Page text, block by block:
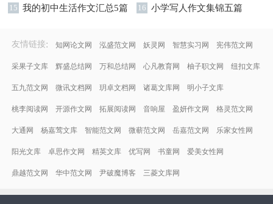
篇)
15 我的初中生活作文汇总5篇 16 小学写人作文集锦五篇
友情链接: 知网论文网 泓盛范文网 妖灵网 智慧实习网 宪伟范文网
采果子文库 辉盛总结网 万和总结网 心凡教育网 柚子职文网 纽扣文库
五九范文网 微讯文档网 玥卓文档网 诸葛文库网 明小子文库
桃李阅读网 开源作文网 拓展阅读网 音响屋 盈妍作文网 格灵范文网
大通网 杨嘉莺文库 智能范文网 微蕲范文网 岳嘉范文网 乐家女性网
阳光文库 卓思作文网 精英文库 优写网 书童网 爱美女性网
鼎越范文网 华中范文网 尹破魔博客 三菱文库网